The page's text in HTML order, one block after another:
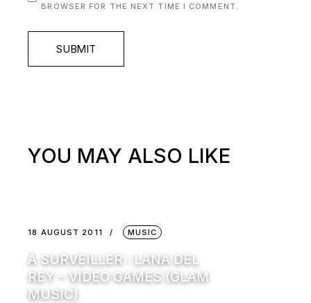
BROWSER FOR THE NEXT TIME I COMMENT.
SUBMIT
YOU MAY ALSO LIKE
18 AUGUST 2011 MUSIC
À SURVEILLER : LANA DEL
REY – VIDEO GAMES (GLAM
MUSIC)